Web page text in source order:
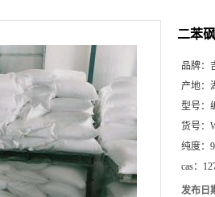
二苯
品牌：
产地：
型号：
货号：
纯度：
cas：
发布日